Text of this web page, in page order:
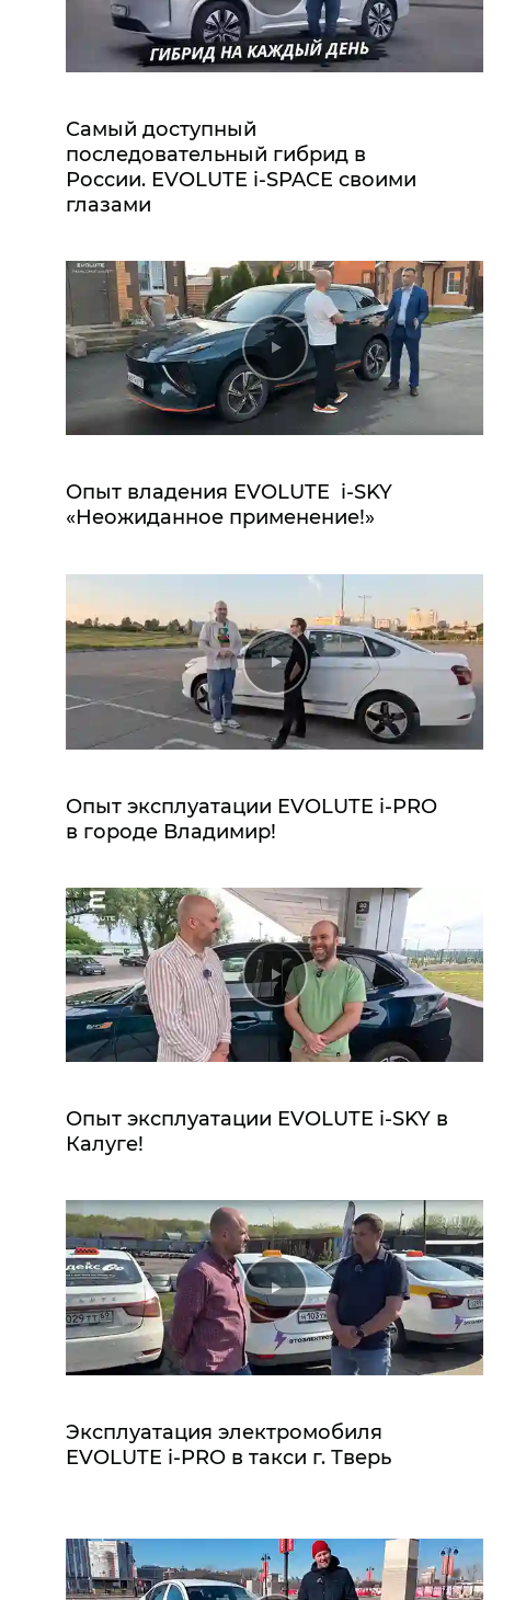
Самый доступный
последовательный гибрид в
России. EVOLUTE i‑SPACE своими
глазами
Опыт владения EVOLUTE i‑SKY
«Неожиданное применение!»
Опыт эксплуатации EVOLUTE i‑PRO
в городе Владимир!
Опыт эксплуатации EVOLUTE i‑SKY в
Калуге!
Эксплуатация электромобиля
EVOLUTE i‑PRO в такси г. Тверь